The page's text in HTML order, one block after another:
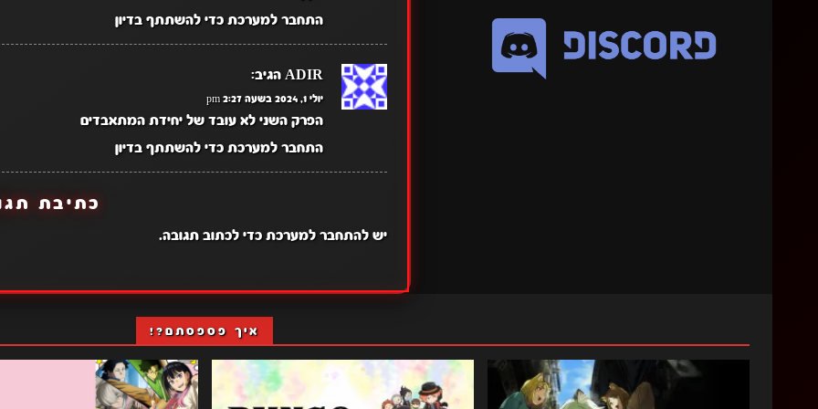
התחבר למערכת כדי להשתתף בדיון
ADIR הגיב:
יולי 1, 2024 בשעה 2:27 pm
הפרק השני לא עובד של יחידת המתאבדים
התחבר למערכת כדי להשתתף בדיון
כתיבת
יש להתחבר למערכתכדי לכתוב תגובה.
איך פספסתם?!